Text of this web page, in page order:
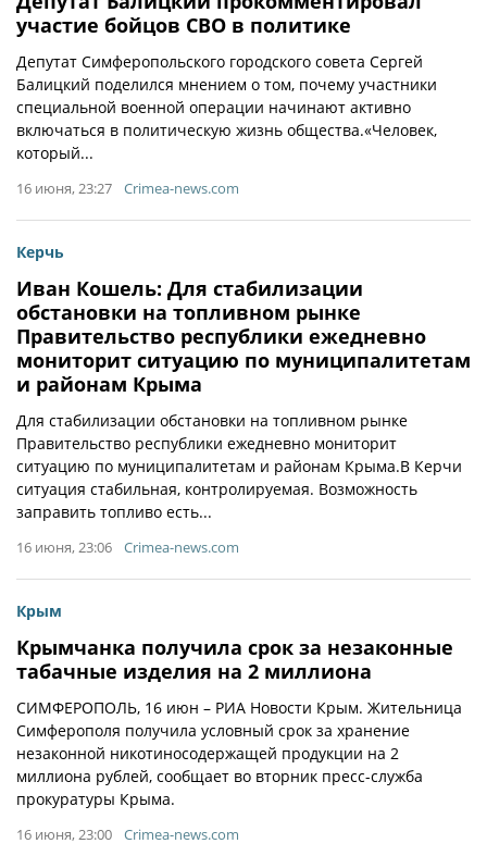
участие бойцов СВО в политике
Депутат Симферопольского городского совета Сергей
Балицкий поделился мнением о том, почему участники
специальной военной операции начинают активно
включаться в политическую жизнь общества.«Человек,
который...
16 июня, 23:27 Crimea-news.com
Керчь
Иван Кошель: Для стабилизации
обстановки на топливном рынке
Правительство республики ежедневно
мониторит ситуацию по муниципалитетам
и районам Крыма
Для стабилизации обстановки на топливном рынке
Правительство республики ежедневно мониторит
ситуацию по муниципалитетам и районам Крыма.В Керчи
ситуация стабильная, контролируемая. Возможность
заправить топливо есть...
16 июня, 23:06 Crimea-news.com
Крым
Крымчанка получила срок за незаконные
табачные изделия на 2 миллиона
СИМФЕРОПОЛЬ, 16 июн – РИА Новости Крым. Жительница
Симферополя получила условный срок за хранение
незаконной никотиносодержащей продукции на 2
миллиона рублей, сообщает во вторник пресс-служба
прокуратуры Крыма.
16 июня, 23:00 Crimea-news.com